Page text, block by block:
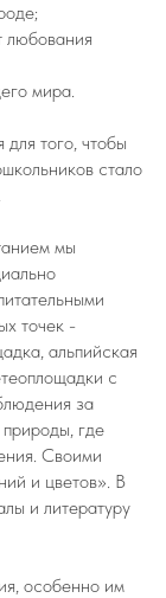
любования
мира.
того, чтобы
стало
мы
точек -
альпийская
с
за
где
Своими
и цветов». В
и литературу
особенно им